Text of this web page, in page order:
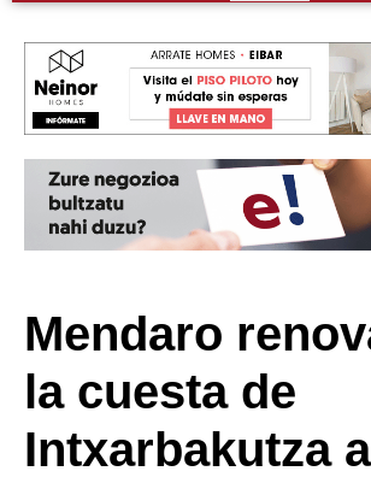
Mendaro
la cuesta de
Intxarbakutza